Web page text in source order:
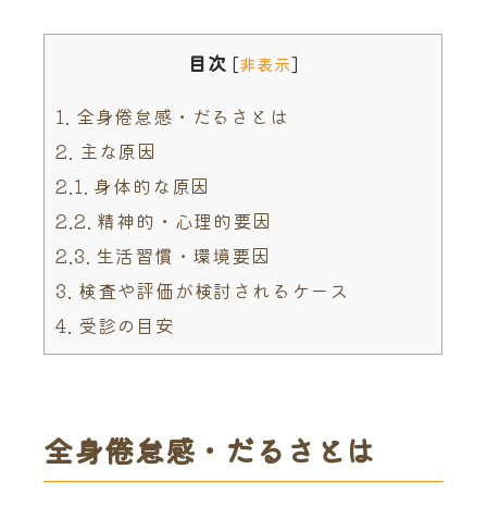
目次 [非表示]
1. 全身倦怠感・だるさとは
2. 主な原因
2.1. 身体的な原因
2.2. 精神的・心理的要因
2.3. 生活習慣・環境要因
3. 検査や評価が検討されるケース
4. 受診の目安
全身倦怠感・だるさとは